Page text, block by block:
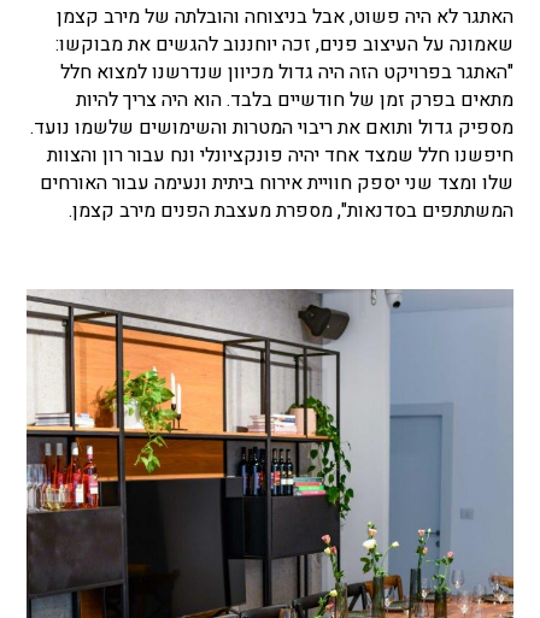
האתגר לא היה פשוט, אבל בניצוחה והובלתה של מירב קצמן
שאמונה על העיצוב פנים, זכה יוחננוב להגשים את מבוקשו:
"האתגר בפרויקט הזה היה גדול מכיוון שנדרשנו למצוא חלל
מתאים בפרק זמן של חודשיים בלבד. הוא היה צריך להיות
מספיק גדול ותואם את ריבוי המטרות והשימושים שלשמו נועד.
חיפשנו חלל שמצד אחד יהיה פונקציונלי ונח עבור רון והצוות
שלו ומצד שני יספק חוויית אירוח ביתית ונעימה עבור האורחים
המשתתפים בסדנאות", מספרת מעצבת הפנים מירב קצמן.